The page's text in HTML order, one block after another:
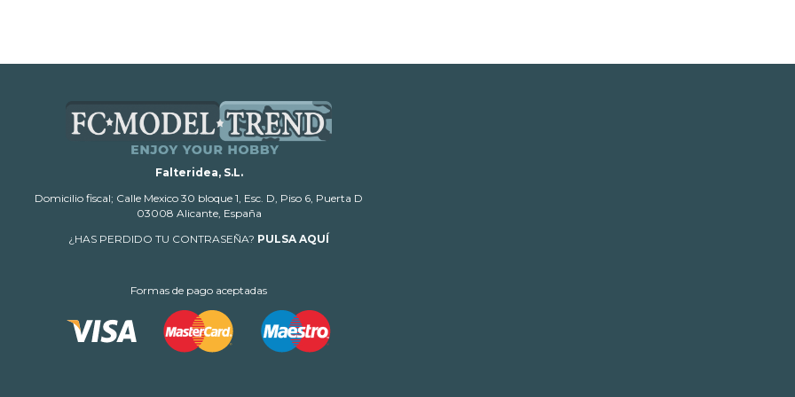
Falteridea, S.L.
Domicilio fiscal; Calle Mexico 30 bloque 1, Esc. D, Piso 6, Puerta D
03008 Alicante, España
¿HAS PERDIDO TU CONTRASEÑA? PULSA AQUÍ
Formas de pago aceptadas